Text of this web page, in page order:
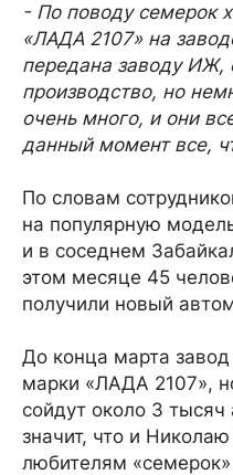
- По поводу семерок
«ЛАДА 2107» на
передана заводу ИЖ,
производство, но
очень много, и они
данный момент все,
По словам
на популярную
и в соседнем
этом месяце 45
получили новый
До конца марта
марки «ЛАДА 2107»,
сойдут около 3
значит, что и
любителям